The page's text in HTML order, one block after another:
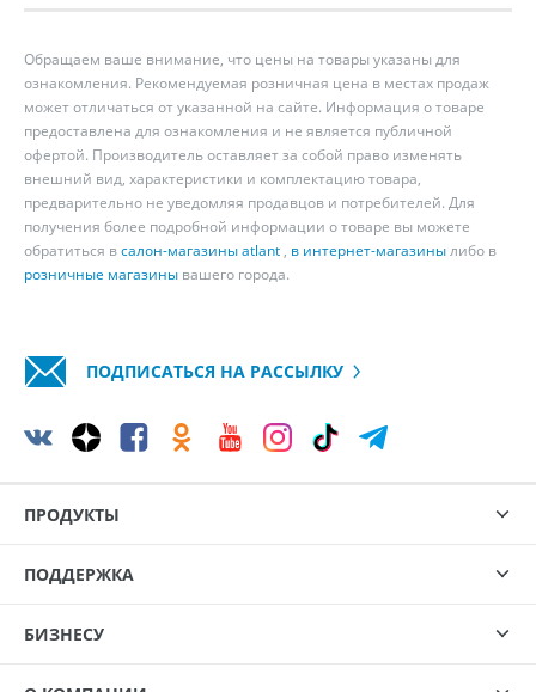
Обращаем ваше внимание, что цены на товары указаны для
ознакомления. Рекомендуемая розничная цена в местах продаж
может отличаться от указанной на сайте. Информация о товаре
предоставлена для ознакомления и не является публичной
офертой. Производитель оставляет за собой право изменять
внешний вид, характеристики и комплектацию товара,
предварительно не уведомляя продавцов и потребителей. Для
получения более подробной информации о товаре вы можете
обратиться всалон-магазины atlant , в интернет-магазинылибо в
розничные магазины вашего города.
ПОДПИСАТЬСЯ НА РАССЫЛКУ
ПРОДУКТЫ
ПОДДЕРЖКА
БИЗНЕСУ